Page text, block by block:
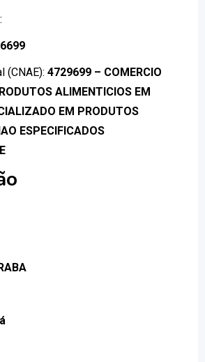
(CNAE): 4729699 – COMERCIO
ALIMENTICIOS EM
EM PRODUTOS
ESPECIFICADOS